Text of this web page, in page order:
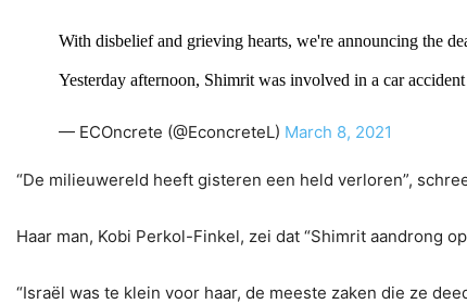
With disbelief and grieving hearts, we're announcing the
Yesterday afternoon, Shimrit was involved in a car
— ECOncrete (@EconcreteL) March 8, 2021
“De milieuwereld heeft gisteren een held verloren”,
Haar man, Kobi Perkol-Finkel, zei dat “Shimrit aandrong
“Israël was te klein voor haar, de meeste zaken die ze